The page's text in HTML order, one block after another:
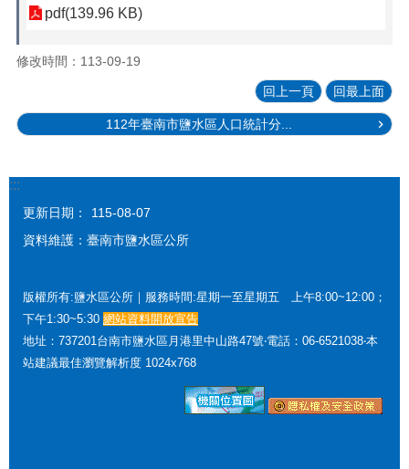
pdf(139.96 KB)
修改時間：113-09-19
回上一頁 回最上面
112年臺南市鹽水區人口統計分...
:::
更新日期：
115-08-07
資料維護：臺南市鹽水區公所
版權所有:鹽水區公所｜服務時間:星期一至星期五 上午8:00~12:00；
下午1:30~5:30 網站資料開放宣告
地址：737201台南市鹽水區月港里中山路47號‧電話：06-6521038‧本
站建議最佳瀏覽解析度 1024x768